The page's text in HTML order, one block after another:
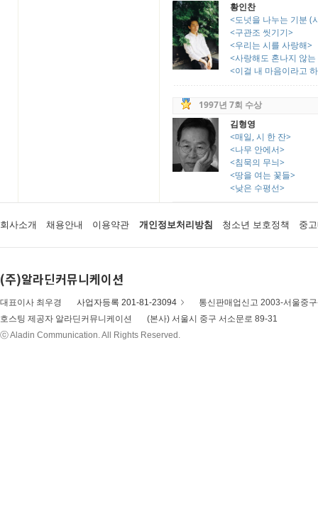
황인찬
<도넛을 나누는 기분 (
<구관조 씻기기>
<우리는 시를 사랑해>
<사랑해도 혼나지 않
<이걸 내 마음이라고
1997년 7회 수상
김형영
<매일, 시 한 잔>
<나무 안에서>
<침묵의 무늬>
<땅을 여는 꽃들>
<낮은 수평선>
회사소개 채용안내 이용약관 개인정보처리방침 청소년 보호정책 중
(주)알라딘커뮤니케이션
대표이사 최우경 사업자등록 201-81-23094
통신판매업신고 2003-서울중
호스팅 제공자 알라딘커뮤니케이션
(본사) 서울시 중구 서소문로 89-31
ⓒ Aladin Communication. All Rights Reserved.